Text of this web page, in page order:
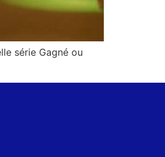
série Gagné ou